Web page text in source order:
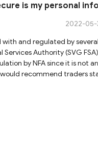
is my personal
2022-05-
with and regulated by
Authority (SVG
by NFA since it is not
recommend traders